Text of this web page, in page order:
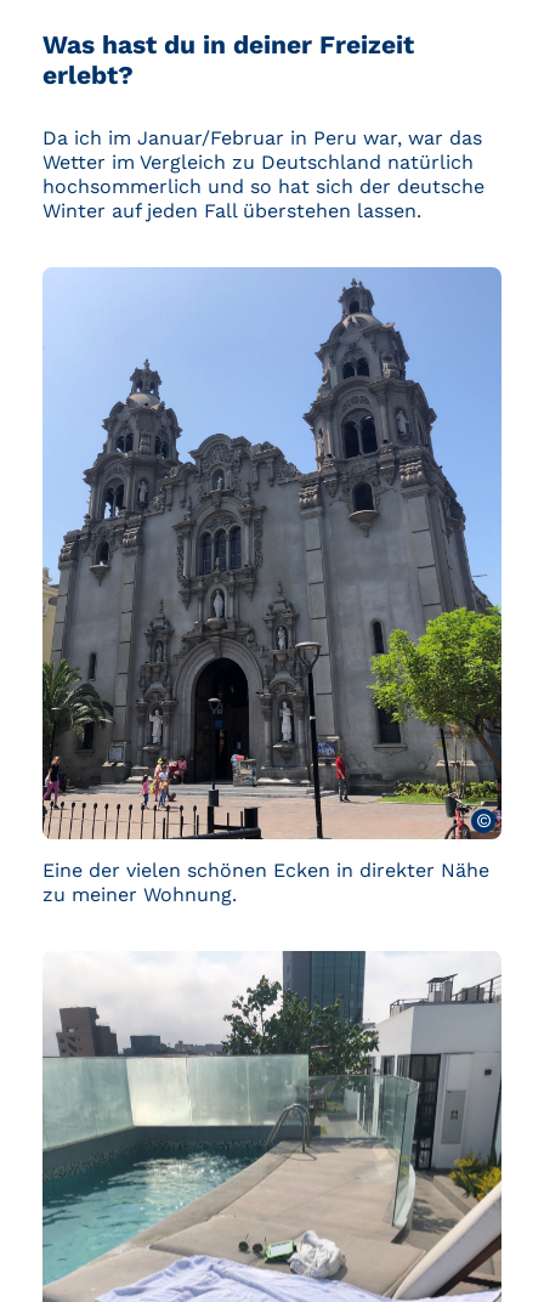
Was hast du in deiner Freizeit
erlebt?
Da ich im Januar/Februar in Peru war, war das
Wetter im Vergleich zu Deutschland natürlich
hochsommerlich und so hat sich der deutsche
Winter auf jeden Fall überstehen lassen.
©
Eine der vielen schönen Ecken in direkter Nähe
zu meiner Wohnung.